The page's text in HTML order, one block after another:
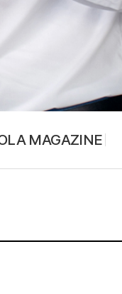
MAGAZINE